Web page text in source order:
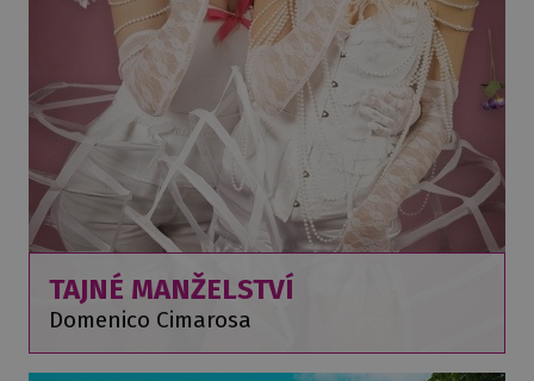
TAJNÉ MANŽELSTVÍ
Domenico Cimarosa